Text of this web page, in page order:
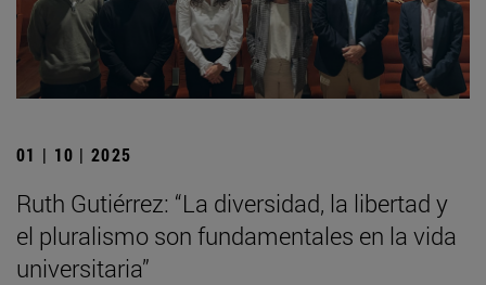
01 | 10 | 2025
Ruth Gutiérrez: “La diversidad, la libertad y
el pluralismo son fundamentales en la vida
universitaria”